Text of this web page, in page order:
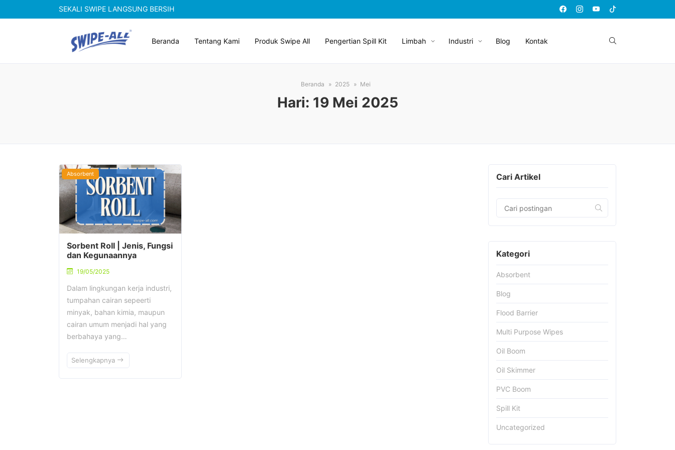
SEKALI SWIPE LANGSUNG BERSIH
Beranda Tentang Kami Produk Swipe All Pengertian Spill Kit Limbah Industri Blog Kontak
Beranda 2025 Mei
Hari: 19 Mei 2025
Absorbent
Sorbent Roll | Jenis, Fungsi
dan Kegunaannya
19/05/2025
Dalam lingkungan kerja industri,
tumpahan cairan sepeerti
minyak, bahan kimia, maupun
cairan umum menjadi hal yang
berbahaya yang…
Selengkapnya
Cari Artikel
Kategori
Absorbent
Blog
Flood Barrier
Multi Purpose Wipes
Oil Boom
Oil Skimmer
PVC Boom
Spill Kit
Uncategorized